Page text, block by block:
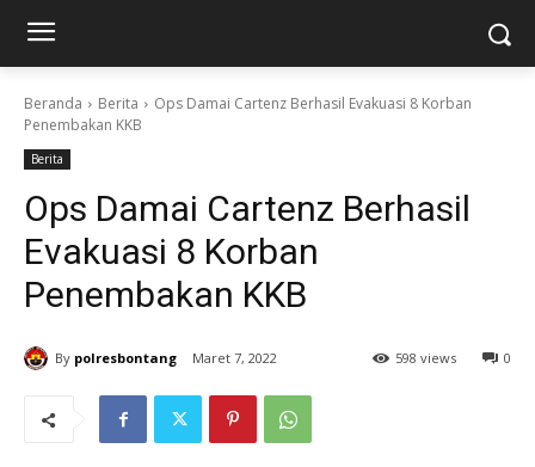
Beranda Berita
Ops Damai Cartenz Berhasil Evakuasi 8 Korban
Penembakan KKB
Berita
Ops Damai Cartenz Berhasil
Evakuasi 8 Korban
Penembakan KKB
By polresbontang Maret 7, 2022 0
598 views